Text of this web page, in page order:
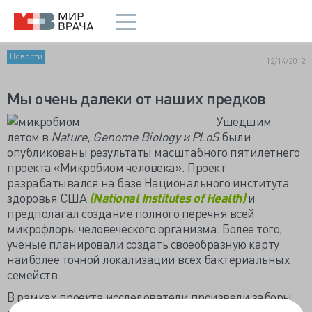
Новости 12/14/2012
Мы очень далеки от наших предков
Ушедшим
летом в Nature, Genome Biology иPLoSбыли
опубликованы результаты масштабного пятилетнего
проекта «Микробиом человека». Проект
разрабатывался на базе Национального института
здоровья США (NationalInstitutesofHealth)и
предполагал создание полного перечня всей
микрофлоры человеческого организма. Более того,
учёные планировали создать своеобразную карту
наиболее точной локализации всех бактериальных
семейств.
В рамках проекта исследователи произвели заборы